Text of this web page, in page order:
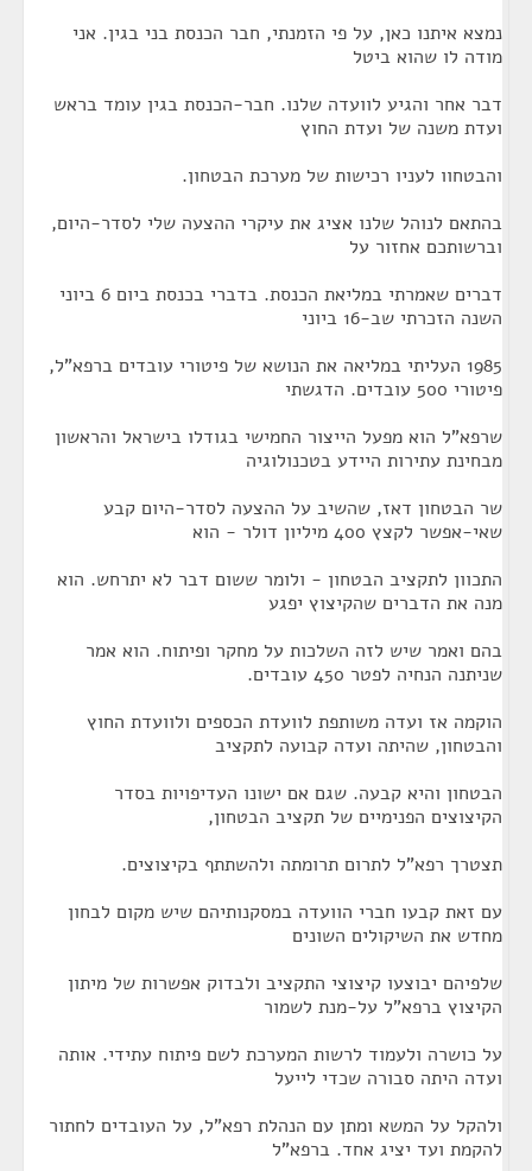
נמצא איתנו כאן, על פי הזמנתי, חבר הכנסת בני בגין. אני
מודה לו שהוא ביטל
דבר אחר והגיע לוועדה שלנו. חבר-הכנסת בגין עומד בראש
ועדת משנה של ועדת החוץ
והבטחוו לעניו רכישות של מערכת הבטחון.
בהתאם לנוהל שלנו אציג את עיקרי ההצעה שלי לסדר-היום,
וברשותכם אחזור על
דברים שאמרתי במליאת הכנסת. בדברי בכנסת ביום 6 ביוני
השנה הזכרתי שב-16 ביוני
1985 העליתי במליאה את הנושא של פיטורי עובדים ברפא"ל,
פיטורי 500 עובדים. הדגשתי
שרפא"ל הוא מפעל הייצור החמישי בגודלו בישראל והראשון
מבחינת עתירות היידע בטכנולוגיה
שר הבטחון דאז, שהשיב על ההצעה לסדר-היום קבע
שאי-אפשר לקצץ 400 מיליון דולר - הוא
התכוון לתקציב הבטחון - ולומר ששום דבר לא יתרחש. הוא
מנה את הדברים שהקיצוץ יפגע
בהם ואמר שיש לזה השלכות על מחקר ופיתוח. הוא אמר
שניתנה הנחיה לפטר 450 עובדים.
הוקמה אז ועדה משותפת לוועדת הכספים ולוועדת החוץ
והבטחון, שהיתה ועדה קבועה לתקציב
הבטחון והיא קבעה. שגם אם ישונו העדיפויות בסדר
הקיצוצים הפנימיים של תקציב הבטחון,
תצטרך רפא"ל לתרום תרומתה ולהשתתף בקיצוצים.
עם זאת קבעו חברי הוועדה במסקנותיהם שיש מקום לבחון
מחדש את השיקולים השונים
שלפיהם יבוצעו קיצוצי התקציב ולבדוק אפשרות של מיתון
הקיצוץ ברפא"ל על-מנת לשמור
על כושרה ולעמוד לרשות המערכת לשם פיתוח עתידי. אותה
ועדה היתה סבורה שכדי לייעל
ולהקל על המשא ומתן עם הנהלת רפא"ל, על העובדים לחתור
להקמת ועד יציג אחד. ברפא"ל